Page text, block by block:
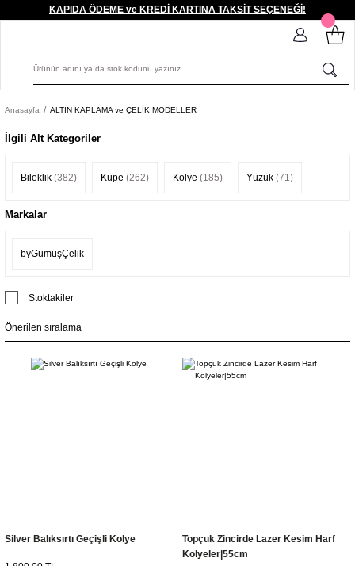
KAPIDA ÖDEME ve KREDİ KARTINA TAKSİT SEÇENEĞİ!
Anasayfa ALTIN KAPLAMA ve ÇELİK MODELLER
İlgili Alt Kategoriler
Bileklik (382) Küpe (262) Kolye (185) Yüzük (71)
Markalar
byGümüşÇelik
Stoktakiler
Silver Balıksırtı Geçişli Kolye
Topçuk Zincirde Lazer Kesim Harf
Kolyeler|55cm